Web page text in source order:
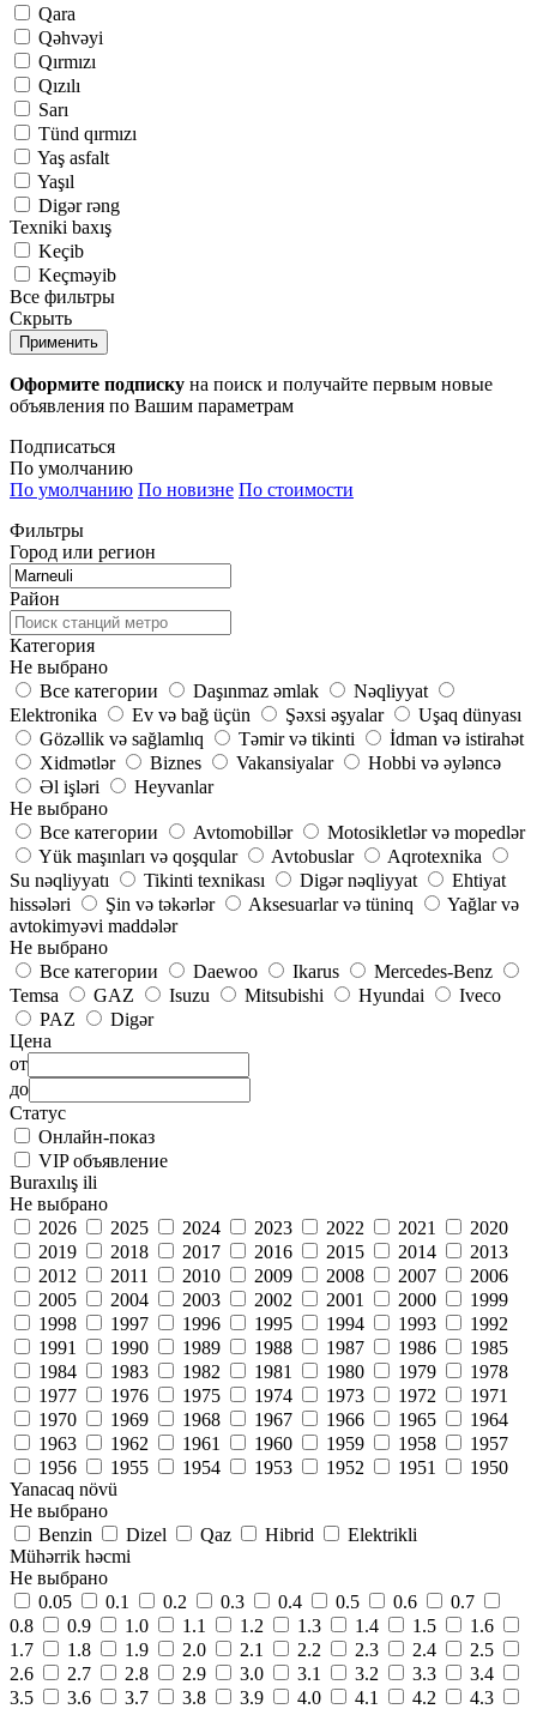
Qara
Qəhvəyi
Qırmızı
Qızılı
Sarı
Tünd qırmızı
Yaş asfalt
Yaşıl
Digər rəng
Texniki baxış
Keçib
Keçməyib
Все фильтры
Скрыть
Применить
Оформите подписку на поиск и получайте первым новые
объявления по Вашим параметрам
Подписаться
По умолчанию
По умолчанию По новизне По стоимости
Фильтры
Город или регион
Район
Категория
Не выбрано
Все категории
Daşınmaz əmlak
Nəqliyyat
Elektronika
Ev və bağ üçün Şəxsi əşyalar
Uşaq dünyası
Gözəllik və sağlamlıq
Təmir və tikinti
İdman və istirahət
Xidmətlər
Biznes Vakansiyalar
Hobbi və əyləncə
Əl işləri
Heyvanlar
Не выбрано
Все категории
Avtomobillər
Motosikletlər və mopedlər
Yük maşınları və qoşqular
Avtobuslar
Aqrotexnika
Su nəqliyyatı
Tikinti texnikası Digər nəqliyyat
Ehtiyat
hissələri
Şin və təkərlər Aksesuarlar və tüninq
Yağlar və
avtokimyəvi maddələr
Не выбрано
Все категории
Daewoo Ikarus
Mercedes-Benz
Temsa
GAZ Isuzu Mitsubishi Hyundai
Iveco
PAZ
Digər
Цена
от
до
Статус
Онлайн-показ
VIP объявление
Buraxılış ili
Не выбрано
2026
2025 2024 2023 2022 2021
2020
2019
2018 2017 2016 2015 2014
2013
2012
2011 2010 2009 2008 2007
2006
2005
2004 2003 2002 2001 2000
1999
1998
1997 1996 1995 1994 1993
1992
1991
1990 1989 1988 1987 1986
1985
1984
1983 1982 1981 1980 1979
1978
1977
1976 1975 1974 1973 1972
1971
1970
1969 1968 1967 1966 1965
1964
1963
1962 1961 1960 1959 1958
1957
1956
1955 1954 1953 1952 1951
1950
Yanacaq növü
Не выбрано
Benzin
Dizel Qaz Hibrid
Elektrikli
Mühərrik həcmi
Не выбрано
0.05
0.1 0.2 0.3 0.4 0.5 0.6
0.7
0.8
0.9 1.0 1.1 1.2 1.3 1.4 1.5
1.6
1.7
1.8 1.9 2.0 2.1 2.2 2.3 2.4
2.5
2.6
2.7 2.8 2.9 3.0 3.1 3.2 3.3
3.4
3.5
3.6 3.7 3.8 3.9 4.0 4.1 4.2
4.3